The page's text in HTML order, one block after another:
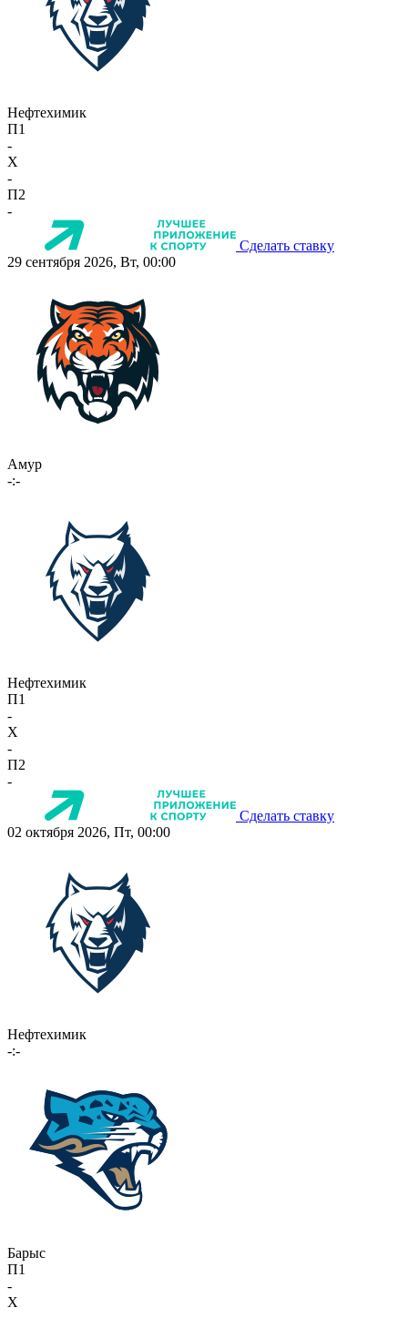
Нефтехимик
П1
-
X
-
П2
-
Сделать ставку
29 сентября 2026, Вт, 00:00
Амур
-:-
Нефтехимик
П1
-
X
-
П2
-
Сделать ставку
02 октября 2026, Пт, 00:00
Нефтехимик
-:-
Барыс
П1
-
X